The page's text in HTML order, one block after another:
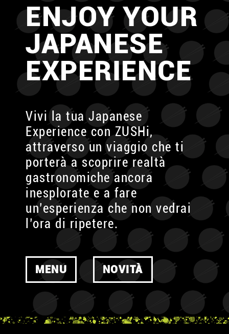
ENJOY YOUR
JAPANESE
EXPERIENCE
Vivi la tua Japanese
Experience con ZUSHi,
attraversoun viaggio che ti
porterà a scoprire realtà
gastronomiche ancora
inesplorate e a fare
un’esperienza che non vedrai
l’ora di ripetere.
MENU NOVITÀ